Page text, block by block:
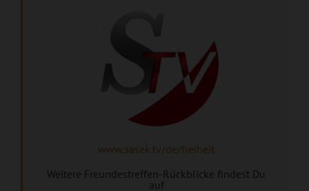
www.sasek.tv/de/freiheit
Weitere Freundestreffen-Rückblicke findest Du
auf